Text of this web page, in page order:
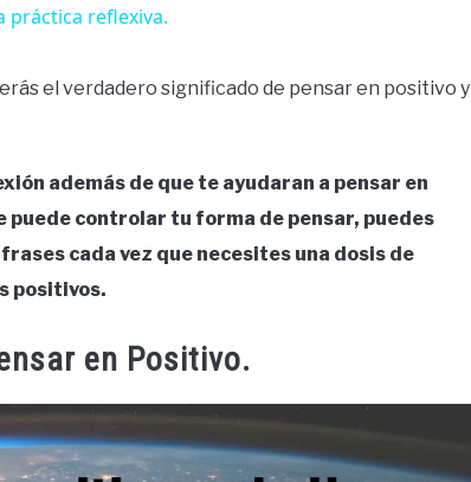
práctica reflexiva.
el verdadero significado de pensar en positivo y
además de que te ayudaran a pensar en
puede controlar tu forma de pensar, puedes
cada vez que necesites una dosis de
positivos.
en Positivo.